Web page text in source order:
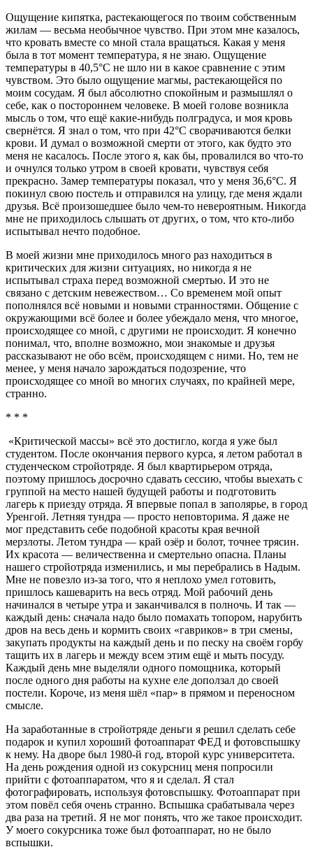
Ощущение кипятка, растекающегося по твоим собственным
жилам — весьма необычное чувство. При этом мне казалось,
что кровать вместе со мной стала вращаться. Какая у меня
была в тот момент температура, я не знаю. Ощущение
температуры в 40,5°С не шло ни в какое сравнение с этим
чувством. Это было ощущение магмы, растекающейся по
моим сосудам. Я был абсолютно спокойным и размышлял о
себе, как о постороннем человеке. В моей голове возникла
мысль о том, что ещё какие-нибудь полградуса, и моя кровь
свернётся. Я знал о том, что при 42°С сворачиваются белки
крови. И думал о возможной смерти от этого, как будто это
меня не касалось. После этого я, как бы, провалился во что-то
и очнулся только утром в своей кровати, чувствуя себя
прекрасно. Замер температуры показал, что у меня 36,6°С. Я
покинул свою постель и отправился на улицу, где меня ждали
друзья. Всё произошедшее было чем-то невероятным. Никогда
мне не приходилось слышать от других, о том, что кто-либо
испытывал нечто подобное.
В моей жизни мне приходилось много раз находиться в
критических для жизни ситуациях, но никогда я не
испытывал страха перед возможной смертью. И это не
связано с детским невежеством… Со временем мой опыт
пополнялся всё новыми и новыми странностями. Общение с
окружающими всё более и более убеждало меня, что многое,
происходящее со мной, с другими не происходит. Я конечно
понимал, что, вполне возможно, мои знакомые и друзья
рассказывают не обо всём, происходящем с ними. Но, тем не
менее, у меня начало зарождаться подозрение, что
происходящее со мной во многих случаях, по крайней мере,
странно.
* * *
«Критической массы» всё это достигло, когда я уже был
студентом. После окончания первого курса, я летом работал в
студенческом стройотряде. Я был квартирьером отряда,
поэтому пришлось досрочно сдавать сессию, чтобы выехать с
группой на место нашей будущей работы и подготовить
лагерь к приезду отряда. Я впервые попал в заполярье, в город
Уренгой. Летняя тундра — просто неповторима. Я даже не
мог представить себе подобной красоты края вечной
мерзлоты. Летом тундра — край озёр и болот, точнее трясин.
Их красота — величественна и смертельно опасна. Планы
нашего стройотряда изменились, и мы перебрались в Надым.
Мне не повезло из-за того, что я неплохо умел готовить,
пришлось кашеварить на весь отряд. Мой рабочий день
начинался в четыре утра и заканчивался в полночь. И так —
каждый день: сначала надо было помахать топором, нарубить
дров на весь день и кормить своих «гавриков» в три смены,
закупать продукты на каждый день и по песку на своём горбу
тащить их в лагерь и между всем этим ещё и мыть посуду.
Каждый день мне выделяли одного помощника, который
после одного дня работы на кухне еле доползал до своей
постели. Короче, из меня шёл «пар» в прямом и переносном
смысле.
На заработанные в стройотряде деньги я решил сделать себе
подарок и купил хороший фотоаппарат ФЕД и фотовспышку
к нему. На дворе был 1980-й год, второй курс университета.
На день рождения одной из сокурсниц меня попросили
прийти с фотоаппаратом, что я и сделал. Я стал
фотографировать, используя фотовспышку. Фотоаппарат при
этом повёл себя очень странно. Вспышка срабатывала через
два раза на третий. Я не мог понять, что же такое происходит.
У моего сокурсника тоже был фотоаппарат, но не было
вспышки.